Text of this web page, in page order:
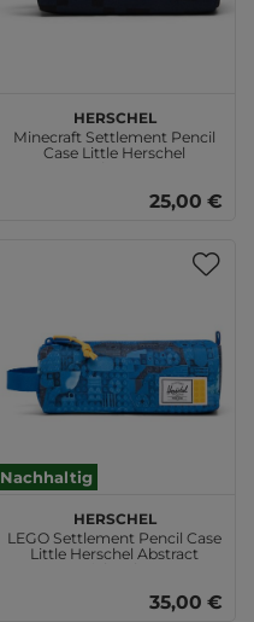
Herschel
Minecraft Settlement Pencil
Case Little Herschel
25,00 €
Nachhaltig
Herschel
LEGO Settlement Pencil Case
Little Herschel Abstract
35,00 €